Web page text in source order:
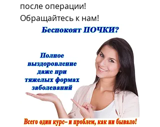
после операции!
Обращайтесь к нам!